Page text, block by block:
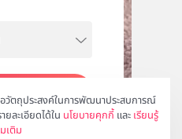
ตถุประสงค์ในการพัฒนาประสบการณ์
ละเอียดได้ใน นโยบายคุกกี้ และ เรียนรู้
เติม
ร